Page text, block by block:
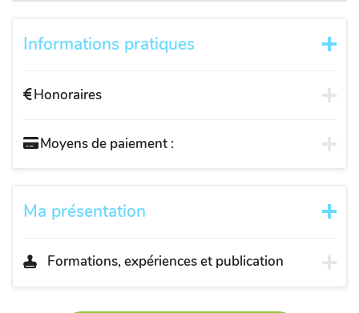
Informations pratiques
Honoraires
Moyens de paiement :
Ma présentation
Formations, expériences et publication